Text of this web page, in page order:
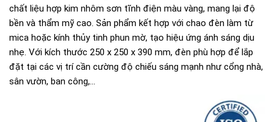
chất liệu hợp kim nhôm sơn tĩnh điện màu vàng, mang lại độ
bền và thẩm mỹ cao. Sản phẩm kết hợp với chao đèn làm từ
mica hoặc kính thủy tinh phun mờ, tạo hiệu ứng ánh sáng dịu
nhẹ. Với kích thước 250 x 250 x 390 mm, đèn phù hợp để lắp
đặt tại các vị trí cần cường độ chiếu sáng mạnh như cổng nhà,
sân vườn, ban công,...